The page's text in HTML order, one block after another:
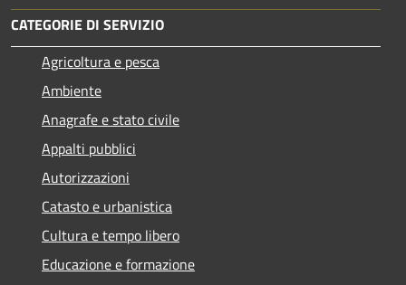
CATEGORIE DI SERVIZIO
Agricoltura e pesca
Ambiente
Anagrafe e stato civile
Appalti pubblici
Autorizzazioni
Catasto e urbanistica
Cultura e tempo libero
Educazione e formazione